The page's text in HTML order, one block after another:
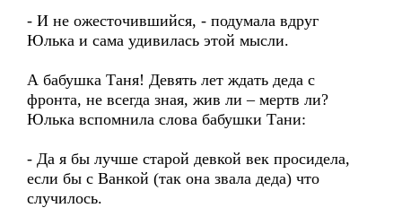
- И не ожесточившийся, - подумала вдруг
Юлька и сама удивилась этой мысли.
А бабушка Таня! Девять лет ждать деда с
фронта, не всегда зная, жив ли – мертв ли?
Юлька вспомнила слова бабушки Тани:
- Да я бы лучше старой девкой век просидела,
если бы с Ванкой (так она звала деда) что
случилось.